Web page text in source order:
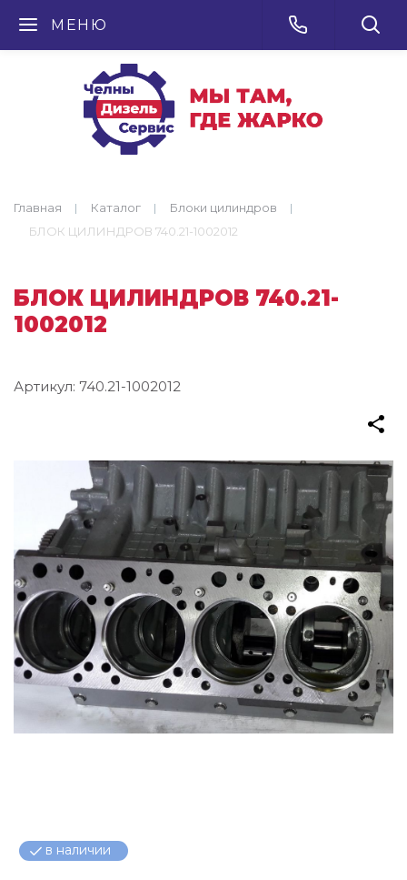
МЕНЮ
Главная Каталог
Блоки цилиндров
БЛОК ЦИЛИНДРОВ 740.21-1002012
БЛОК ЦИЛИНДРОВ 740.21-
1002012
Артикул: 740.21-1002012
в наличии